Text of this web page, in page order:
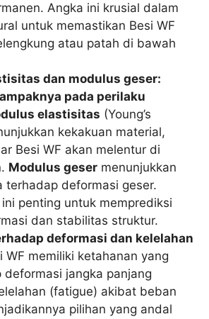
Angka ini krusial dalam
untuk memastikan Besi WF
atau patah di bawah
dan modulus geser:
pada perilaku
elastisitas (Young’s
kekakuan material,
Besi WF akan melentur di
Modulus geser menunjukkan
terhadap deformasi geser.
penting untuk memprediksi
dan stabilitas struktur.
deformasi dan kelelahan
WF memiliki ketahanan yang
deformasi jangka panjang
(fatigue) akibat beban
pilihan yang andal